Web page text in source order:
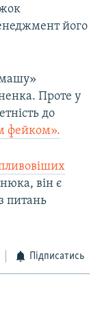
його
Проте у
до
фейком».
він є
питань
Підписатись